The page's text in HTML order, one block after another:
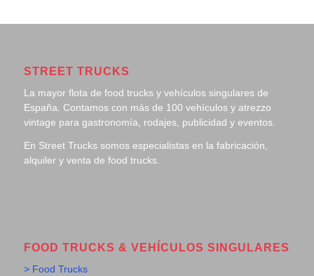
STREET TRUCKS
La mayor flota de food trucks y vehículos singulares de
España. Contamos con más de 100 vehículos y atrezzo
vintage para gastronomía, rodajes, publicidad y eventos.
En Street Trucks somos especialistas en la fabricación,
alquiler y venta de food trucks.
FOOD TRUCKS & VEHÍCULOS SINGULARES
> Food Trucks